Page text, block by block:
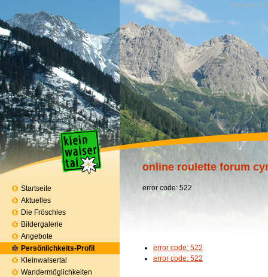
Wandern,
online roulette forum
error code: 522
error code: 522
error code: 522
Startseite
Aktuelles
Die Fröschles
Bildergalerie
Angebote
Persönlichkeits-Profil
Kleinwalsertal
Wandermöglichkeiten